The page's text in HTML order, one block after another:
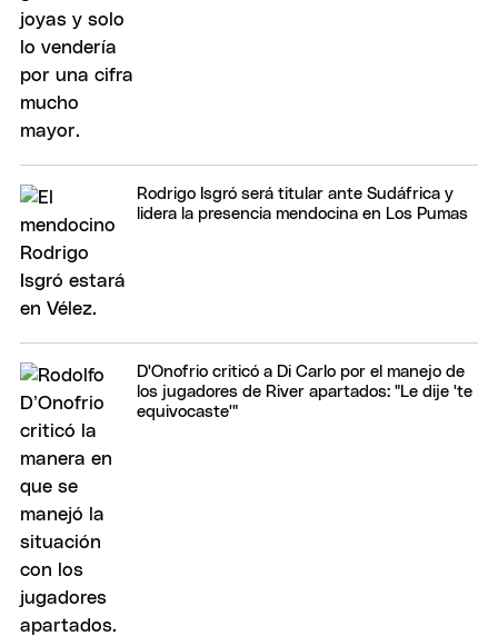
Rodrigo Isgró será titular ante Sudáfrica y
lidera la presencia mendocina en Los Pumas
D'Onofrio criticó a Di Carlo por el manejo de
los jugadores de River apartados: "Le dije 'te
equivocaste'"